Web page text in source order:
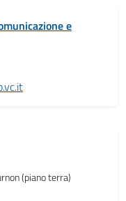
e
(piano terra)